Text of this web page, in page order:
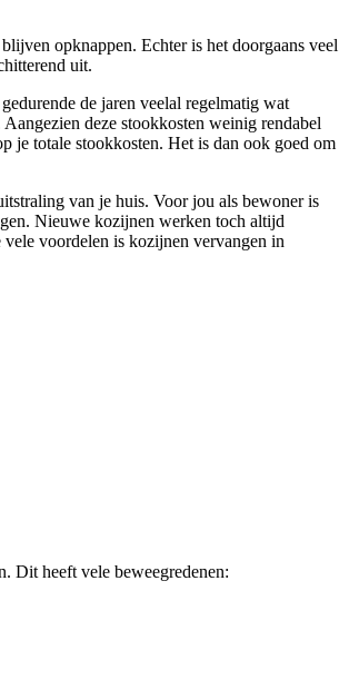
opknappen. Echter is het doorgaans veel
uit.
de jaren veelal regelmatig wat
deze stookkosten weinig rendabel
je totale stookkosten. Het is dan ook goed om
van je huis. Voor jou als bewoner is
Nieuwe kozijnen werken toch altijd
voordelen is kozijnen vervangen in
Dit heeft vele beweegredenen: